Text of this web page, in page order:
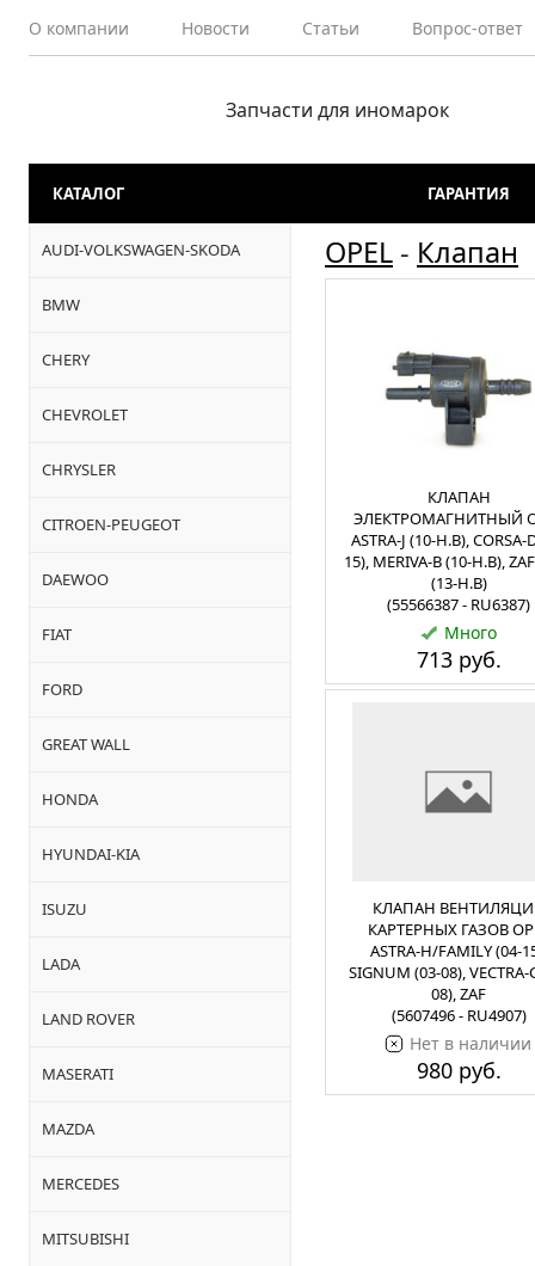
О компании Новости Статьи Вопрос-ответ
Запчасти для иномарок
КАТАЛОГ ГАРАНТИЯ
AUDI-VOLKSWAGEN-SKODA
BMW
CHERY
CHEVROLET
CHRYSLER
CITROEN-PEUGEOT
DAEWOO
FIAT
FORD
GREAT WALL
HONDA
HYUNDAI-KIA
ISUZU
LADA
LAND ROVER
MASERATI
MAZDA
MERCEDES
MITSUBISHI
OPEL - Клапан
КЛАПАН
ЭЛЕКТРОМАГНИТНЫЙ
ASTRA-J (10-Н.В), CORSA-
15), MERIVA-B (10-Н.В),
(13-Н.В)
(55566387 - RU6387)
Много
713 руб.
КЛАПАН
КАРТЕРНЫХ ГАЗОВ
ASTRA-H/FAMILY (04-
SIGNUM (03-08), VECTRA-
08), ZAF
(5607496 - RU4907)
Нет в наличии
980 руб.